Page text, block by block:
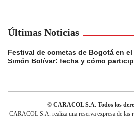
Últimas Noticias
Festival de cometas de Bogotá en el
Simón Bolívar: fecha y cómo
© CARACOL S.A. Todos los
CARACOL S.A. realiza una reserva expresa de las